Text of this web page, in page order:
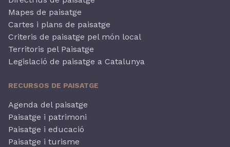
Mapes de paisatge
Cartes i plans de paisatge
Criteris de paisatge pel món local
Territoris pel Paisatge
Legislació de paisatge a Catalunya
RECURSOS DE PAISATGE
Agenda del paisatge
Paisatge i patrimoni
Paisatge i educació
Paisatge i turisme